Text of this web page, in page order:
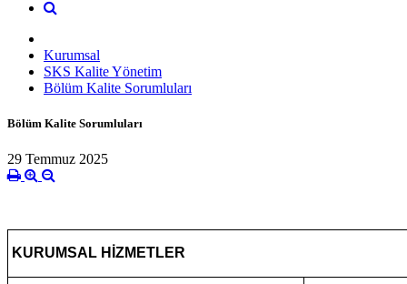
Kurumsal
SKS Kalite Yönetim
Bölüm Kalite Sorumluları
Bölüm Kalite Sorumluları
29 Temmuz 2025
KURUMSAL HİZMETLER